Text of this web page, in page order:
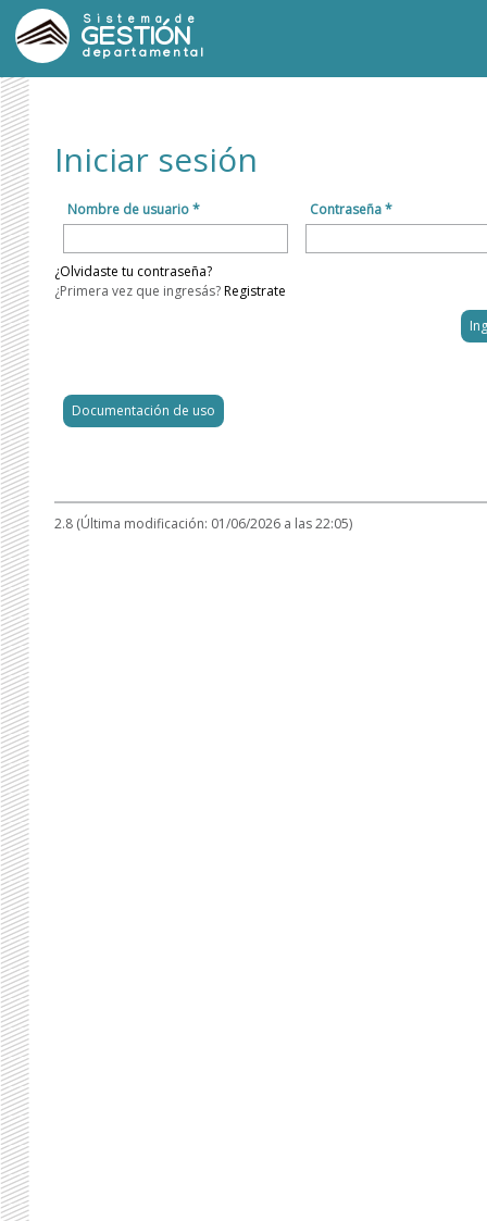
Sistema de
GESTIÓN
departamental
Iniciar sesión
Nombre de usuario * Contraseña *
¿Olvidaste tu contraseña?
¿Primera vez que ingresás?Registrate
Documentación de uso
2.8 (Última modificación: 01/06/2026 a las 22:05)